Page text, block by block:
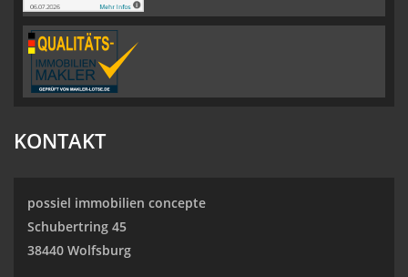
KONTAKT
possiel immobilien concepte
Schubertring 45
38440 Wolfsburg